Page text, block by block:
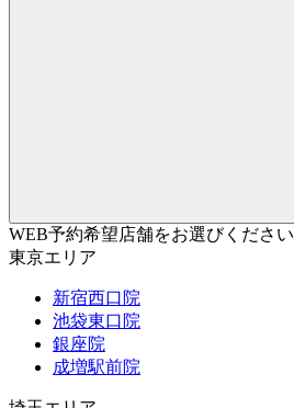
WEB予約希望店舗をお選びください
東京エリア
新宿西口院
池袋東口院
銀座院
成増駅前院